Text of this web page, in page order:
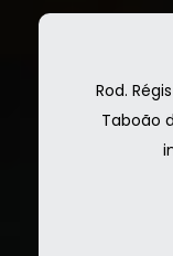
Rod.
Taboão